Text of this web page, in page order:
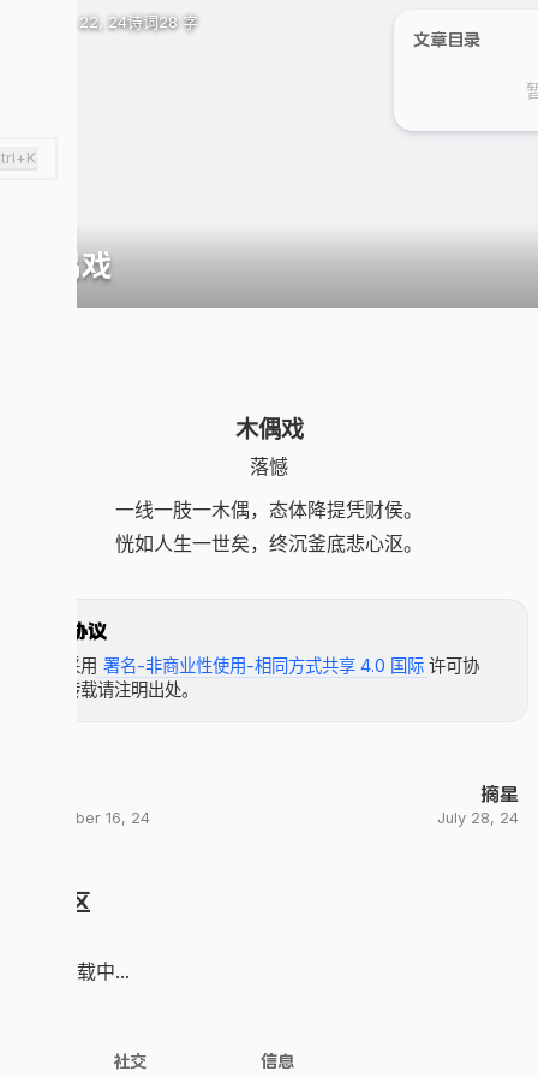
August 22, 24诗词28 字
木偶戏
木偶戏
落憾
一线一肢一木偶，态体降提凭财侯。
恍如人生一世矣，终沉釜底悲心沤。
许可协议
本文采用 署名-非商业性使用-相同方式共享 4.0 国际 许可协
议，转载请注明出处。
September 16, 24
摘星
July 28, 24
评论区
评论加载中...
社交 信息
文章目录